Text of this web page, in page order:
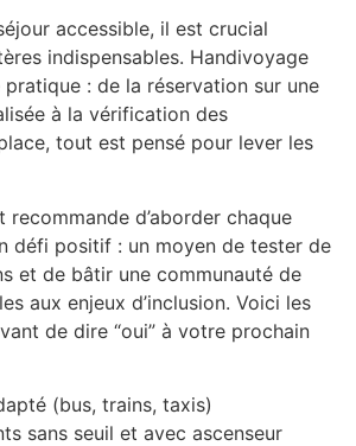
accessible, il est crucial
indispensables. Handivoyage
: de la réservation sur une
à la vérification des
tout est pensé pour lever les
recommande d’aborder chaque
défi positif : un moyen de tester de
et de bâtir une communauté de
aux enjeux d’inclusion. Voici les
de dire “oui” à votre prochain
(bus, trains, taxis)
sans seuil et avec ascenseur